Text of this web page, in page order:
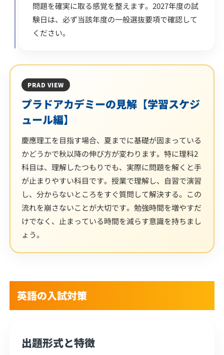
問題を確実に取る感覚を整えます。2027年度の試
験日は、必ず当該年度の一般選抜要項で確認して
ください。
PRAD VIEW
プラドアカデミーの見解【学習スケジ
ュール編】
慶應理工を目指す場合、夏までに基礎が固まっている
かどうかで秋以降の伸び方が変わります。特に理科2
科目は、理解したつもりでも、実際に問題を解くと手
が止まりやすい科目です。授業で理解し、自習で演習
し、分からないところをすぐ質問して解決する。この
流れを崩さないことが大切です。勉強時間を増やすだ
けでなく、止まっている時間を減らす意識を持ちまし
ょう。
英語の入試対策
出題形式と特徴